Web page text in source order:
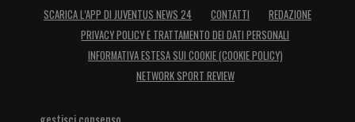
SCARICA L’APP DI JUVENTUS NEWS 24 CONTATTI
REDAZIONE
PRIVACY POLICY E TRATTAMENTO DEI DATI PERSONALI
INFORMATIVA ESTESA SUI COOKIE (COOKIE POLICY)
NETWORK SPORT REVIEW